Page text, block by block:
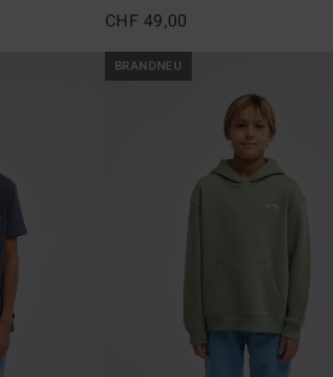
CHF 49,00
BRANDNEU